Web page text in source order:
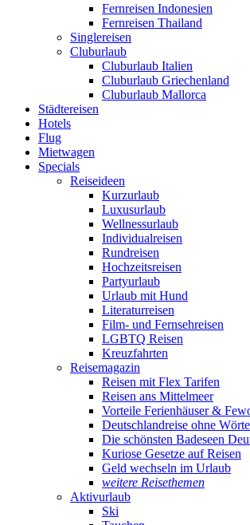
Fernreisen Indonesien
Fernreisen Thailand
Singlereisen
Cluburlaub
Cluburlaub Italien
Cluburlaub Griechenland
Cluburlaub Mallorca
Städtereisen
Hotels
Flug
Mietwagen
Specials
Reiseideen
Kurzurlaub
Luxusurlaub
Wellnessurlaub
Individualreisen
Rundreisen
Hochzeitsreisen
Partyurlaub
Urlaub mit Hund
Literaturreisen
Film- und Fernsehreisen
LGBTQ Reisen
Kreuzfahrten
Reisemagazin
Reisen mit Flex Tarifen
Reisen ans Mittelmeer
Vorteile Ferienhäuser &
Deutschlandreise ohne
Die schönsten Badeseen
Kuriose Gesetze auf Reisen
Geld wechseln im Urlaub
weitere Reisethemen
Aktivurlaub
Ski